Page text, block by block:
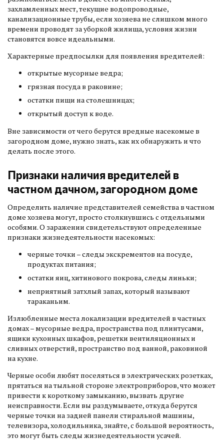
захламленных мест, текущие водопроводные,
канализационные трубы, если хозяева не слишком много
времени проводят за уборкой жилища, условия жизни
становятся вовсе идеальными.
Характерные предпосылки для появления вредителей:
открытые мусорные ведра;
грязная посуда в раковине;
остатки пищи на столешницах;
открытый доступ к воде.
Вне зависимости от чего берутся вредные насекомые в
загородном доме, нужно знать, как их обнаружить и что
делать после этого.
Признаки наличия вредителей в
частном дачном, загородном доме
Определить наличие представителей семейства в частном
доме хозяева могут, просто столкнувшись с отдельными
особями. О заражении свидетельствуют определенные
признаки жизнедеятельности насекомых:
черные точки – следы экскрементов на посуде,
продуктах питания;
остатки яиц, хитинового покрова, следы линьки;
неприятный затхлый запах, который называют
тараканьим.
Излюбленные места локализации вредителей в частных
домах – мусорные ведра, пространства под плинтусами,
ящики кухонных шкафов, решетки вентиляционных и
сливных отверстий, пространство под ванной, раковиной
на кухне.
Черные особи любят поселяться в электрических розетках,
прятаться на тыльной стороне электроприборов, что может
привести к короткому замыканию, вызвать другие
неисправности. Если вы раздумываете, откуда берутся
черные точки на задней панели стиральной машины,
телевизора, холодильника, знайте, с большой вероятность,
это могут быть следы жизнедеятельности усачей.